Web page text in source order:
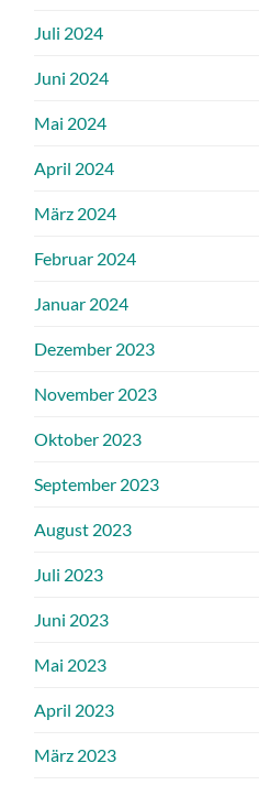
Juli 2024
Juni 2024
Mai 2024
April 2024
März 2024
Februar 2024
Januar 2024
Dezember 2023
November 2023
Oktober 2023
September 2023
August 2023
Juli 2023
Juni 2023
Mai 2023
April 2023
März 2023